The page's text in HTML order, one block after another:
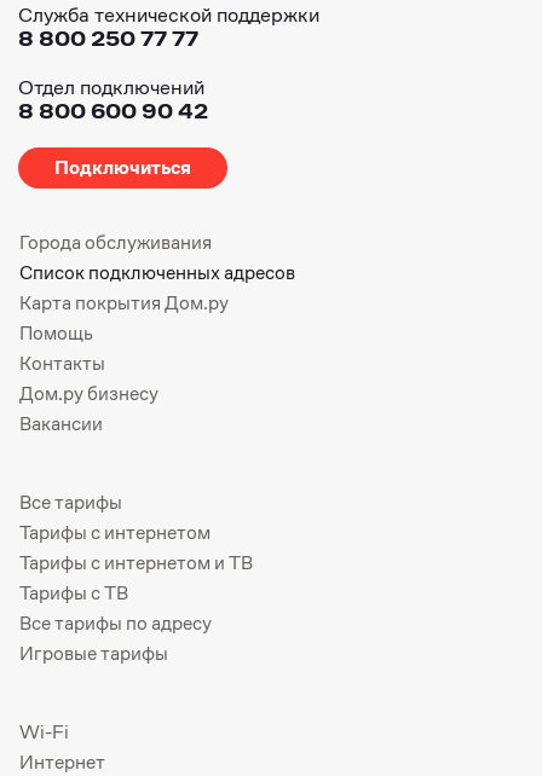
Служба технической поддержки
8 800 250 77 77
Отдел подключений
8 800 600 90 42
Подключиться
Города обслуживания
Список подключенных адресов
Карта покрытия Дом.ру
Помощь
Контакты
Дом.ру бизнесу
Вакансии
Все тарифы
Тарифы с интернетом
Тарифы с интернетом и ТВ
Тарифы с ТВ
Все тарифы по адресу
Игровые тарифы
Wi-Fi
Интернет